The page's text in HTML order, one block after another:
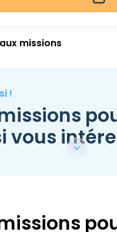
missions
!
vous